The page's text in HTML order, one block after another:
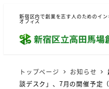
新宿区内で創業を志す人のためのイン
オフィス
トップページ お知らせ
談デスク」、7月の開催予定